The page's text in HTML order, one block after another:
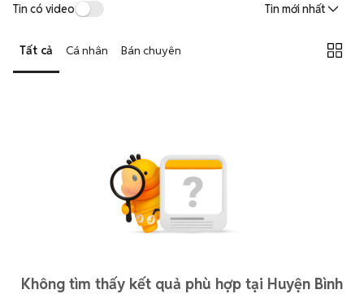
Tin có video Tin mới nhất
Tất cả Cá nhân Bán chuyên
Không tìm thấy kết quả phù hợp tại Huyện Bình